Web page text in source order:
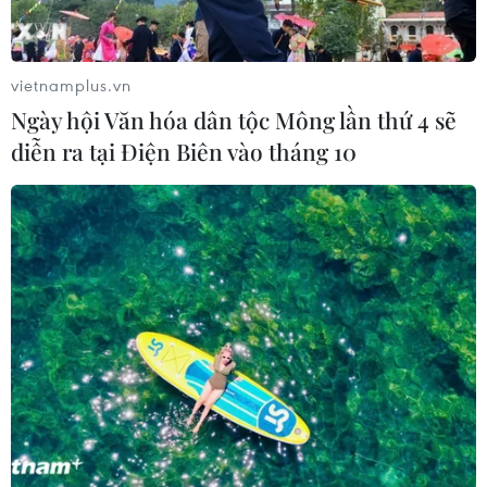
Tháo gỡ dứt điểm vướng mắc hiện
hữu dự án Nhà máy điện hạt nhân
Ninh Thuận
07/08/2026 09:27
Lún, nứt cục bộ tại Quảng trường lớn
nhất Tây Nguyên “đã được tính toán
trước”
07/08/2026 09:27
Từ ngày 9/8, cảnh báo nắng nóng
diện rộng ở khu vực Bắc Bộ và Trung
Bộ
07/08/2026 08:58
vietnamplus.vn
Ngày hội Văn hóa dân tộc Mông lần thứ 4 sẽ
diễn ra tại Điện Biên vào tháng 10